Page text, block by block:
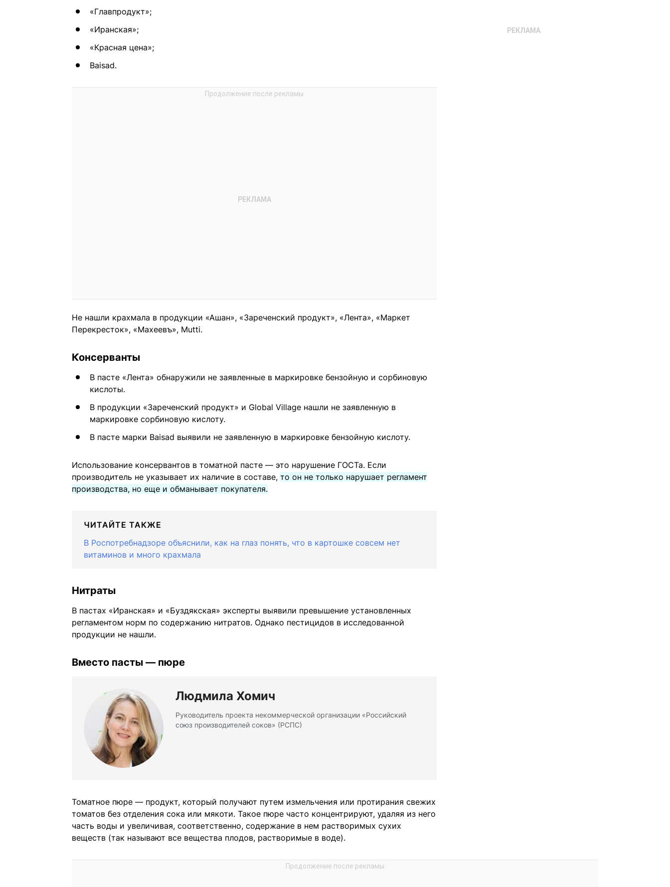
«Главпродукт»;
«Иранская»;
«Красная цена»;
Baisad.
Не нашли крахмала в продукции «Ашан», «Зареченский продукт», «Лента», «Маркет
Перекресток», «Махеевъ», Mutti.
Консерванты
В пасте «Лента» обнаружили не заявленные в маркировке бензойную и сорбиновую
кислоты.
В продукции «Зареченский продукт» и Global Village нашли не заявленную в
маркировке сорбиновую кислоту.
В пасте марки Baisad выявили не заявленную в маркировке бензойную кислоту.
Использование консервантов в томатной пасте — это нарушение ГОСТа. Если
производитель не указывает их наличие в составе, то он не только нарушает регламент
производства, но еще и обманывает покупателя.
ЧИТАЙТЕ ТАКЖЕ
В Роспотребнадзоре объяснили, как на глаз понять, что в картошке совсем нет
витаминов и много крахмала
Нитраты
В пастах «Иранская» и «Буздякская» эксперты выявили превышение установленных
регламентом норм по содержанию нитратов. Однако пестицидов в исследованной
продукции не нашли.
Вместо пасты — пюре
Людмила Хомич
Руководитель проекта некоммерческой организации «Российский
союз производителей соков» (​РСПС)
Томатное пюре — продукт, который получают путем измельчения или протирания свежих
томатов без отделения сока или мякоти. Такое пюре часто концентрируют, удаляя из него
часть воды и увеличивая, соответственно, содержание в нем растворимых сухих
веществ (так называют все вещества плодов, растворимые в воде).